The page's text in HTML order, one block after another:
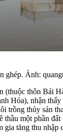
ghép. Ảnh:
(thuộc thôn Bái
Hóa), nhận thấy
trồng thủy sản
thầu một phần đất
gia tăng thu nhập